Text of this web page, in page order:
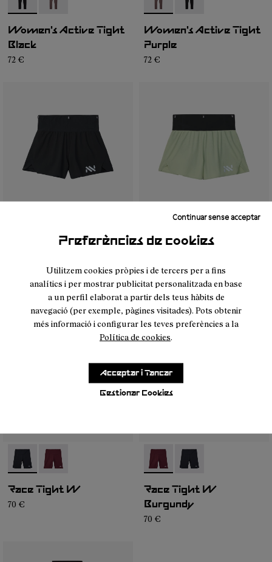
Preferències de cookies
Utilitzem cookies pròpies i de tercers per a fins
analítics i per mostrar publicitat personalitzada en base
a un perfil elaborat a partir dels teus hàbits de
navegació (per exemple, pàgines visitades). Pots obtenir
més informació i configurar les teves preferències a la
Política de cookies.
Gestionar Cookies
Continuar sense acceptar
Acceptar i Tancar
- N2CWAT1-001- N2CWAT1-002
Women's Active Tight
Black
72 €
- N2CWAT1-002- N2CWAT1-001
Women's Active Tight
Purple
72 €
- NC4SH1W-001
- NC4SH1W-002 - NC4SH1W-002
- NC4SH1W-001
Green
90 €
- NC4ST1W-001- NC4ST1W-002
Race Tight W
70 €
- NC4ST1W-002- NC4ST1W-001
Race Tight W
Burgundy
70 €